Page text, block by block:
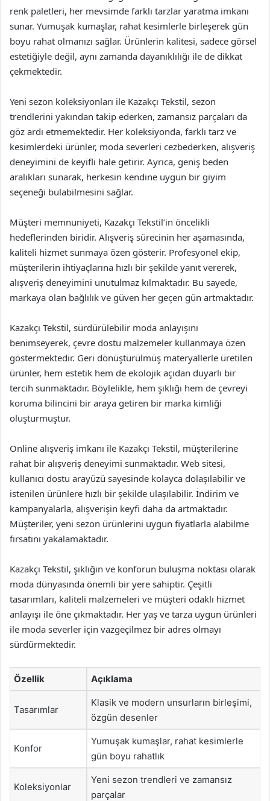
renk paletleri, her mevsimde farklı tarzlar yaratma imkanı
sunar. Yumuşak kumaşlar, rahat kesimlerle birleşerek gün
boyu rahat olmanızı sağlar. Ürünlerin kalitesi, sadece görsel
estetiğiyle değil, aynı zamanda dayanıklılığı ile de dikkat
çekmektedir.
Yeni sezon koleksiyonları ile Kazakçı Tekstil, sezon
trendlerini yakından takip ederken, zamansız parçaları da
göz ardı etmemektedir. Her koleksiyonda, farklı tarz ve
kesimlerdeki ürünler, moda severleri cezbederken, alışveriş
deneyimini de keyifli hale getirir. Ayrıca, geniş beden
aralıkları sunarak, herkesin kendine uygun bir giyim
seçeneği bulabilmesini sağlar.
Müşteri memnuniyeti, Kazakçı Tekstil’in öncelikli
hedeflerinden biridir. Alışveriş sürecinin her aşamasında,
kaliteli hizmet sunmaya özen gösterir. Profesyonel ekip,
müşterilerin ihtiyaçlarına hızlı bir şekilde yanıt vererek,
alışveriş deneyimini unutulmaz kılmaktadır. Bu sayede,
markaya olan bağlılık ve güven her geçen gün artmaktadır.
Kazakçı Tekstil, sürdürülebilir moda anlayışını
benimseyerek, çevre dostu malzemeler kullanmaya özen
göstermektedir. Geri dönüştürülmüş materyallerle üretilen
ürünler, hem estetik hem de ekolojik açıdan duyarlı bir
tercih sunmaktadır. Böylelikle, hem şıklığı hem de çevreyi
koruma bilincini bir araya getiren bir marka kimliği
oluşturmuştur.
Online alışveriş imkanı ile Kazakçı Tekstil, müşterilerine
rahat bir alışveriş deneyimi sunmaktadır. Web sitesi,
kullanıcı dostu arayüzü sayesinde kolayca dolaşılabilir ve
istenilen ürünlere hızlı bir şekilde ulaşılabilir. İndirim ve
kampanyalarla, alışverişin keyfi daha da artmaktadır.
Müşteriler, yeni sezon ürünlerini uygun fiyatlarla alabilme
fırsatını yakalamaktadır.
Kazakçı Tekstil, şıklığın ve konforun buluşma noktası olarak
moda dünyasında önemli bir yere sahiptir. Çeşitli
tasarımları, kaliteli malzemeleri ve müşteri odaklı hizmet
anlayışı ile öne çıkmaktadır. Her yaş ve tarza uygun ürünleri
ile moda severler için vazgeçilmez bir adres olmayı
sürdürmektedir.
Özellik Açıklama
Tasarımlar
Klasik ve modern unsurların birleşimi,
özgün desenler
Konfor
Yumuşak kumaşlar, rahat kesimlerle
gün boyu rahatlık
Koleksiyonlar
Yeni sezon trendleri ve zamansız
parçalar